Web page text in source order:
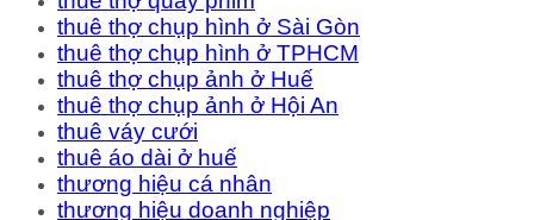
thuê thợ chụp hình ở Sài Gòn
thuê thợ chụp hình ở TPHCM
thuê thợ chụp ảnh ở Huế
thuê thợ chụp ảnh ở Hội An
thuê váy cưới
thuê áo dài ở huế
thương hiệu cá nhân
thương hiệu doanh nghiệp